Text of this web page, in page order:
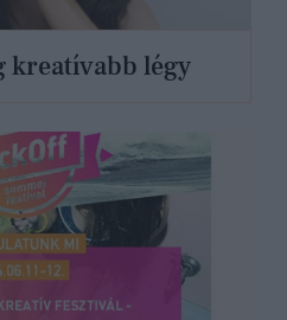
kreatívabb légy